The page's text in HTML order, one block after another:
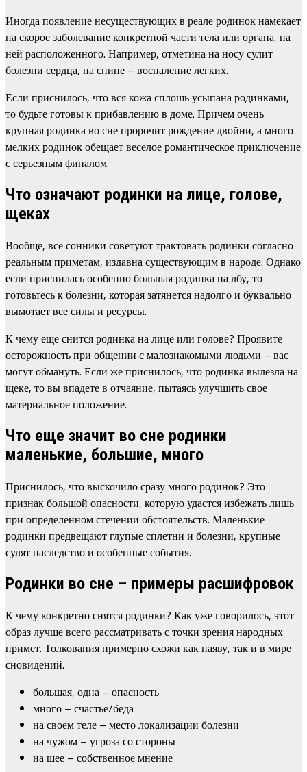
Иногда появление несуществующих в реале родинок намекает
на скорое заболевание конкретной части тела или органа, на
ней расположенного. Например, отметина на носу сулит
болезни сердца, на спине – воспаление легких.
Если приснилось, что вся кожа сплошь усыпана родинками,
то будьте готовы к прибавлению в доме. Причем очень
крупная родинка во сне пророчит рождение двойни, а много
мелких родинок обещает веселое романтическое приключение
с серьезным финалом.
Что означают родинки на лице, голове,
щеках
Вообще, все сонники советуют трактовать родинки согласно
реальным приметам, издавна существующим в народе. Однако
если приснилась особенно большая родинка на лбу, то
готовьтесь к болезни, которая затянется надолго и буквально
вымотает все силы и ресурсы.
К чему еще снится родинка на лице или голове? Проявите
осторожность при общении с малознакомыми людьми – вас
могут обмануть. Если же приснилось, что родинка вылезла на
щеке, то вы впадете в отчаяние, пытаясь улучшить свое
материальное положение.
Что еще значит во сне родинки
маленькие, большие, много
Приснилось, что выскочило сразу много родинок? Это
признак большой опасности, которую удастся избежать лишь
при определенном стечении обстоятельств. Маленькие
родинки предвещают глупые сплетни и болезни, крупные
сулят наследство и особенные события.
Родинки во сне – примеры расшифровок
К чему конкретно снятся родинки? Как уже говорилось, этот
образ лучше всего рассматривать с точки зрения народных
примет. Толкования примерно схожи как наяву, так и в мире
сновидений.
большая, одна – опасность
много – счастье/беда
на своем теле – место локализации болезни
на чужом – угроза со стороны
на шее – собственное мнение